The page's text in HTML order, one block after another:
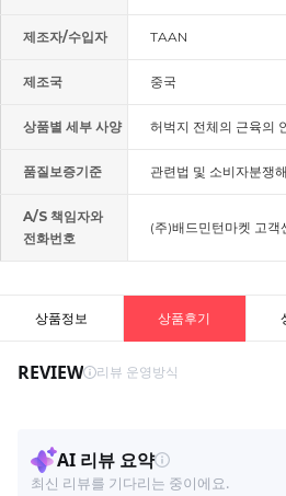
제조자/수입자 TAAN
제조국 중국
상품별 세부 사양 허벅지 전체의 근육의
품질보증기준 관련법 및 소비자분쟁
A/S 책임자와
전화번호
(주)배드민턴마켓 고
상품정보 상품후기